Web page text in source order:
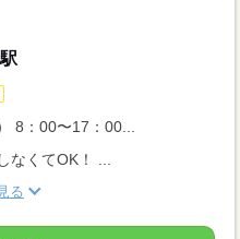
8：00〜17：00...
なくてOK！ ...
る